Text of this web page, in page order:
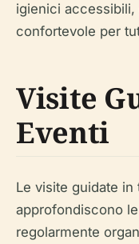
igienici accessibili,
confortevole per
Visite
Eventi
Le visite guidate
approfondiscono
regolarmente